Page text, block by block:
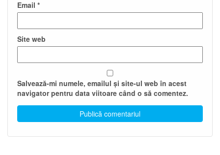
Email *
Site web
Salvează-mi numele, emailul și site-ul web în acest
navigator pentru data viitoare când o să comentez.